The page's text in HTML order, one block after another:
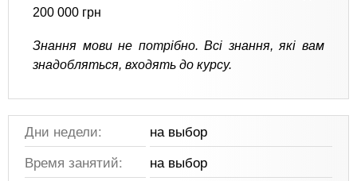
200 000 грн
Знання мови не потрібно. Всі знання, які вам
знадобляться, входять до курсу.
Дни недели:
на выбор
Время занятий:
на выбор